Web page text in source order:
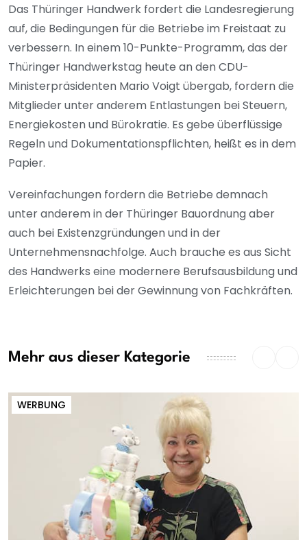
Das Thüringer Handwerk fordert die Landesregierung
auf, die Bedingungen für die Betriebe im Freistaat zu
verbessern. In einem 10-Punkte-Programm, das der
Thüringer Handwerkstag heute an den CDU-
Ministerpräsidenten Mario Voigt übergab, fordern die
Mitglieder unter anderem Entlastungen bei Steuern,
Energiekosten und Bürokratie. Es gebe überflüssige
Regeln und Dokumentationspflichten, heißt es in dem
Papier.
Vereinfachungen fordern die Betriebe demnach
unter anderem in der Thüringer Bauordnung aber
auch bei Existenzgründungen und in der
Unternehmensnachfolge. Auch brauche es aus Sicht
des Handwerks eine modernere Berufsausbildung und
Erleichterungen bei der Gewinnung von Fachkräften.
Mehr aus dieser Kategorie
WERBUNG